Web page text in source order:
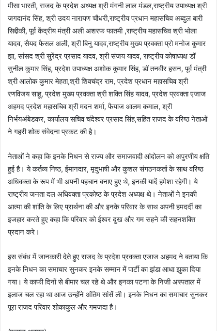
मीसा भारती, राजद के प्रदेश अध्यक्ष श्री मंगनी लाल मंडल,राष्ट्रीय उपाध्यक्ष श्री
जगदानंद सिंह, श्री उदय नारायण चौधरी,राष्ट्रीय प्रधान महासचिव अब्दुल बारी
सिद्दीकी, पूर्व केंद्रीय मंत्री अली अशरफ फातमी ,राष्ट्रीय महासचिव श्री भोला
यादव, सैयद फैसल अली, श्री बिनु यादव,राष्ट्रीय मुख्य प्रवक्ता प्रो मनोज कुमार
झा, सांसद श्री सुरेंद्र प्रसाद यादव, श्री संजय यादव, राष्ट्रीय कोषाध्यक्ष डॉ
सुनील कुमार सिंह, प्रदेश उपाध्यक्ष अशोक कुमार सिंह, डॉ तनवीर हसन, पूर्व मंत्री
श्री आलोक कुमार मेहता,श्री शिवचंद्र राम, प्रदेश प्रधान महासचिव श्री
रणविजय साहू, प्रदेश मुख्य प्रवक्ता श्री शक्ति सिंह यादव, प्रदेश प्रवक्ता एजाज
अहमद प्रदेश महासचिव श्री मदन शर्मा, फैयाज आलम कमाल, श्री
निर्भयअंबेडकर, कार्यालय सचिव चंदेश्वर प्रसाद सिंह,सहित राजद के वरिष्ठ नेताओं
ने गहरी शोक संवेदना प्रकट की है।
नेताओं ने कहा कि इनके निधन से राज्य और समाजवादी आंदोलन को अपुरणीय क्षति
हुई है। ये कर्तव्य निष्ठ, ईमानदार, मृदुभाषी और कुशल संगठनकर्ता के साथ वरिष्ठ
अधिवक्ता के रूप में भी अपनी पहचान बनाए हुए थे, इनकी यादें हमेशा रहेगी। ये
राष्ट्रीय जनता दल अधिवक्ता प्रकोष्ठ के प्रदेश अध्यक्ष थे। नेताओं ने इनकी
आत्मा की शांति के लिए प्रार्थना की और इनके परिवार के साथ अपनी हमदर्दी का
इजहार करते हुए कहा कि परिवार को ईश्वर दुख और गम सहने की सहनशक्ति
प्रदान करे।
इस संबंध में जानकारी देते हुए राजद के प्रदेश प्रवक्ता एजाज अहमद ने बताया कि
इनके निधन का समाचार सुनकर इनके सम्मान में पार्टी का झंडा आधा झुका दिया
गया। ये काफी दिनों से बीमार चल रहे थे और इनका पटना के निजी अस्पताल में
इलाज चल रहा था आज उन्होंने अंतिम सांसें ली। इनके निधन का समाचार सुनकर
पूरा राजद परिवार शोकाकुल और गमजदा है।